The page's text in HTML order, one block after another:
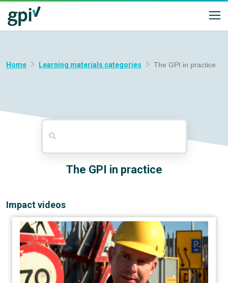
Home Learning materials categories The GPI in practice
The GPI in practice
Impact videos